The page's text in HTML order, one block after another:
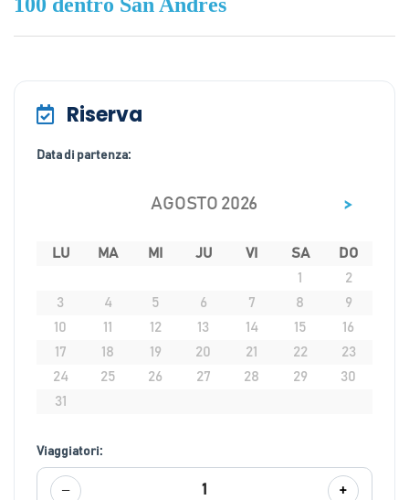
Riserva
Data di partenza:
AGOSTO 2026 >
LU MA MI JU VI SA
DO
1
2
3
4 5 6 7 8
9
10
11 12 13 14 15
16
17
18 19 20 21 22
23
24
25 26 27 28 29
30
31
Viaggiatori:
− 1 +